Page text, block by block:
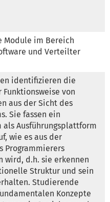
Module im Bereich
und Verteilter
identifizieren die
Funktionsweise von
aus der Sicht des
Sie fassen ein
als Ausführungsplattform
wie es aus der
Programmierers
wird, d.h. sie erkennen
Struktur und sein
Studierende
Konzepte